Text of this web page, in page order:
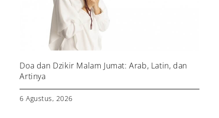
Doa dan Dzikir Malam Jumat: Arab, Latin, dan
Artinya
6 Agustus, 2026